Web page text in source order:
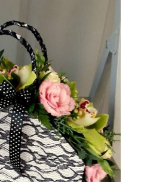
választhatók
ki